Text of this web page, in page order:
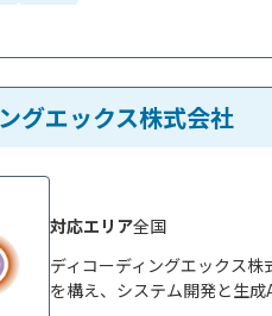
グエックス株式会社
ディコーディングエックス
を構え、システム開発と生
対応エリア全国